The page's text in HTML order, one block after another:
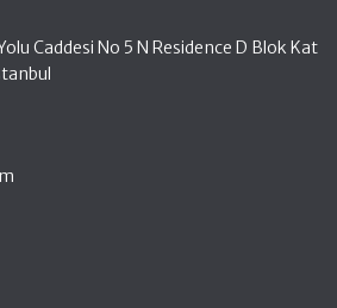
Caddesi No 5 N Residence D Blok Kat